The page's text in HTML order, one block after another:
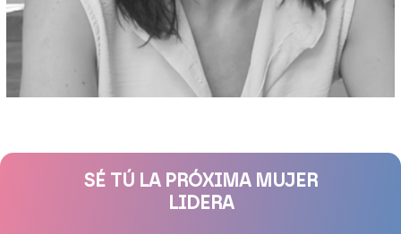
SÉ TÚ LA PRÓXIMA MUJER
LIDERA